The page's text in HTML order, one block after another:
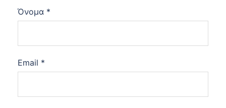
Όνομα *
Email *